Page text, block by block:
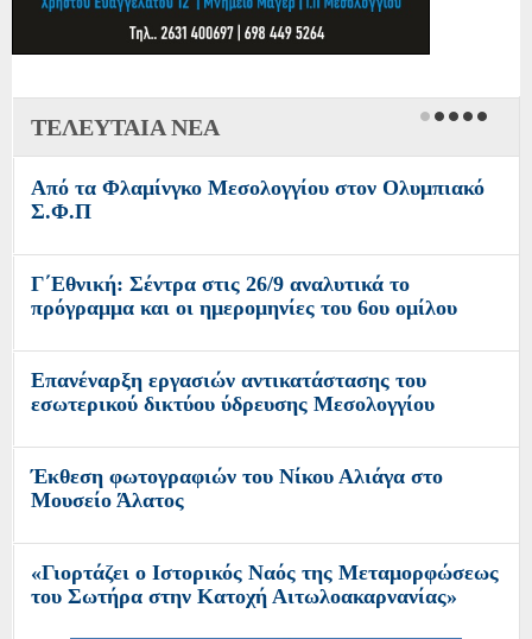
ΤΕΛΕΥΤΑΙΑ ΝΕΑ
Από τα Φλαμίνγκο Μεσολογγίου στον Ολυμπιακό
Σ.Φ.Π
Γ΄Εθνική: Σέντρα στις 26/9 αναλυτικά το
πρόγραμμα και οι ημερομηνίες του 6ου ομίλου
Επανέναρξη εργασιών αντικατάστασης του
εσωτερικού δικτύου ύδρευσης Μεσολογγίου
Έκθεση φωτογραφιών του Νίκου Αλιάγα στο
Μουσείο Άλατος
«Γιορτάζει ο Ιστορικός Ναός της Μεταμορφώσεως
του Σωτήρα στην Κατοχή Αιτωλοακαρνανίας»